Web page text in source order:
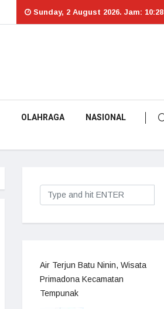
Sunday, 2 August 2026. Jam: 10:28
OLAHRAGA NASIONAL
Air Terjun Batu Ninin, Wisata
Primadona Kecamatan
Tempunak